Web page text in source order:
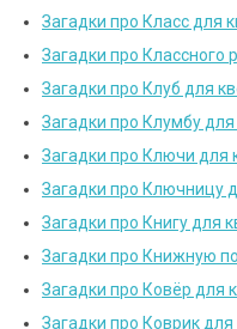
Загадки про Класс для
Загадки про Классного
Загадки про Клуб для
Загадки про Клумбу для
Загадки про Ключи для
Загадки про Ключницу
Загадки про Книгу для
Загадки про Книжную
Загадки про Ковёр для
Загадки про Коврик